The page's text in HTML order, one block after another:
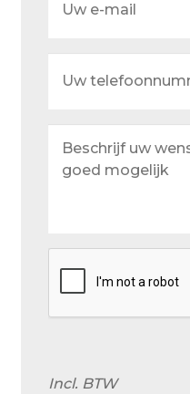
telefoonnummer
uw
wensen
Incl. BTW